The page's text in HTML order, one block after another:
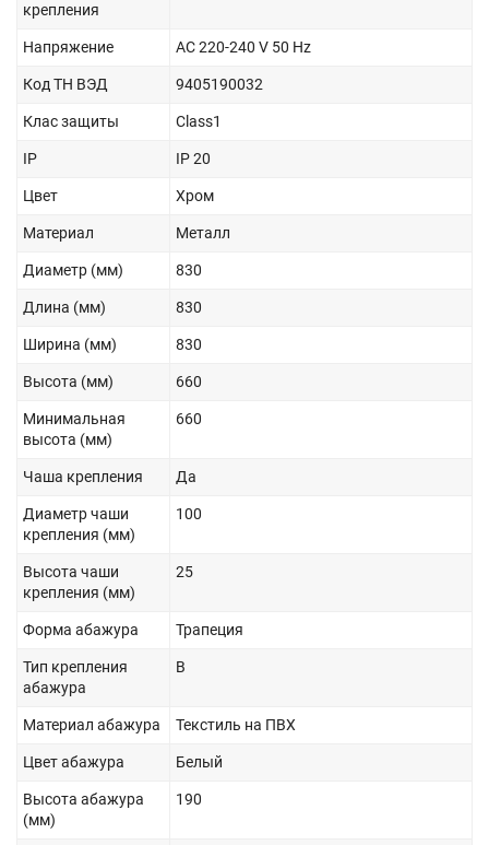
крепления
Напряжение AC 220-240 V 50 Hz
Код ТН ВЭД 9405190032
Клас защиты Class1
IP IP 20
Цвет Хром
Материал Металл
Диаметр (мм) 830
Длина (мм) 830
Ширина (мм) 830
Высота (мм) 660
Минимальная
высота (мм)
660
Чаша крепления Да
Диаметр чаши
крепления (мм)
100
Высота чаши
крепления (мм)
25
Форма абажура Трапеция
Тип крепления
абажура
B
Материал абажура Текстиль на ПВХ
Цвет абажура Белый
Высота абажура
(мм)
190